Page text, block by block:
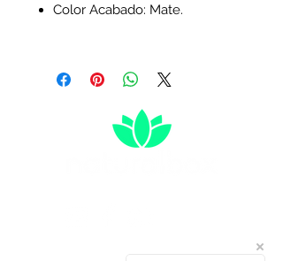
Color Acabado: Mate.